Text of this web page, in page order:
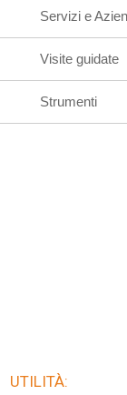
Servizi e
Visite guidate
Strumenti
UTILITÀ: